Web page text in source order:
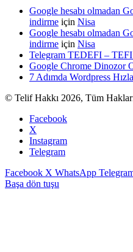
Google hesabı olmadan
indirme için Nisa
Google hesabı olmadan
indirme için Nisa
Telegram TEDEFI –
Google Chrome Dinozor
7 Adımda Wordpress
© Telif Hakkı 2026, Tüm
Facebook
X
Instagram
Telegram
Facebook X WhatsApp
Başa dön tuşu